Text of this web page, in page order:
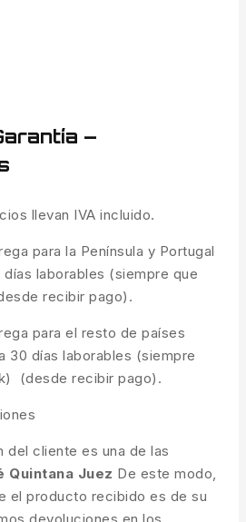
–
llevan IVA incluido.
para la Península y Portugal
laborables (siempre que
recibir pago).
para el resto de países
30 días laborables (siempre
(desde recibir pago).
del cliente es una de las
Quintana Juez De este modo,
el producto recibido es de su